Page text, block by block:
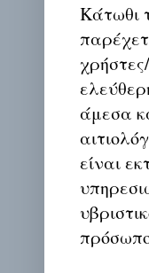
Κάτωθι
άμεσα
είναι